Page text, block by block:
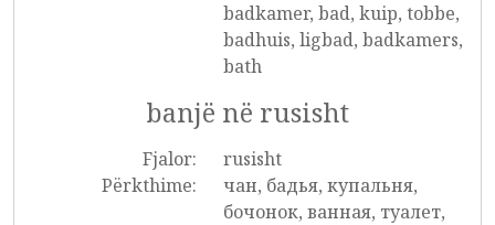
badkamer, bad, kuip, tobbe,
badhuis, ligbad, badkamers,
bath
banjë në rusisht
Fjalor:
rusisht
Përkthime:
чан, бадья, купальня,
бочонок, ванная, туалет,